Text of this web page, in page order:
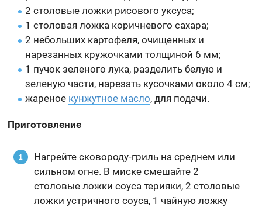
2 столовые ложки рисового уксуса;
1 столовая ложка коричневого сахара;
2 небольших картофеля, очищенных и
нарезанных кружочками толщиной 6 мм;
1 пучок зеленого лука, разделить белую и
зеленую части, нарезать кусочками около 4 см;
жареное кунжутное масло, для подачи.
Приготовление
Нагрейте сковороду-гриль на среднем или
сильном огне. В миске смешайте 2
столовые ложки соуса терияки, 2 столовые
ложки устричного соуса, 1 чайную ложку